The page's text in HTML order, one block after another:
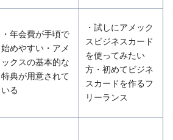
・年会費が手頃で
始めやすい・アメ
ックスの基本的な
特典が用意されて
いる
・試しにアメック
スビジネスカード
を使ってみたい
方・初めてビジネ
スカードを作るフ
リーランス